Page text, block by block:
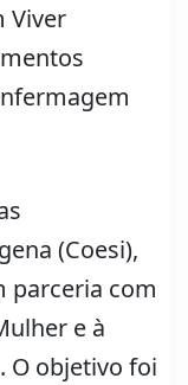
Viver
(Coesi),
parceria com
e à
O objetivo foi